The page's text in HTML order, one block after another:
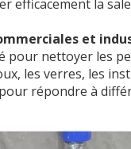
efficacement la
et
pour nettoyer les
les verres, les
répondre à